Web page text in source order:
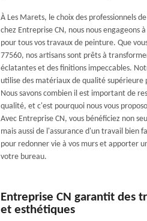
À Les Marets, le choix des professionnels
chez Entreprise CN, nous nous
pour tous vos travaux de peinture. Que
77560, nos artisans sont prêts à
éclatantes et des finitions impeccables.
utilise des matériaux de qualité
Nous savons combien il est important de
qualité, et c'est pourquoi nous vous
Avec Entreprise CN, vous bénéficiez non
mais aussi de l'assurance d'un travail bien
pour redonner vie à vos murs et apporter
votre bureau.
Entreprise CN garantit des
et esthétiques